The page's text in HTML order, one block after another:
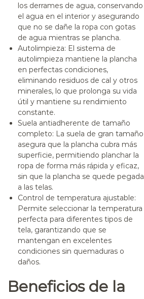
los derrames de agua, conservando
el agua en el interior y asegurando
que no se dañe la ropa con gotas
de agua mientras se plancha.
Autolimpieza: El sistema de
autolimpieza mantiene la plancha
en perfectas condiciones,
eliminando residuos de cal y otros
minerales, lo que prolonga su vida
útil y mantiene su rendimiento
constante.
Suela antiadherente de tamaño
completo: La suela de gran tamaño
asegura que la plancha cubra más
superficie, permitiendo planchar la
ropa de forma más rápida y eficaz,
sin que la plancha se quede pegada
a las telas.
Control de temperatura ajustable:
Permite seleccionar la temperatura
perfecta para diferentes tipos de
tela, garantizando que se
mantengan en excelentes
condiciones sin quemaduras o
daños.
Beneficios de la